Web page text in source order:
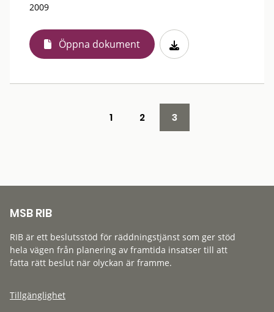
2009
Öppna dokument
1 2 3
MSB RIB
RIB är ett beslutsstöd för räddningstjänst som ger stöd
hela vägen från planering av framtida insatser till att
fatta rätt beslut när olyckan är framme.
Tillgänglighet